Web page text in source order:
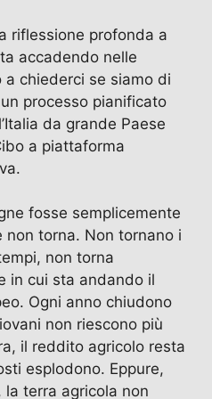
riflessione profonda a
accadendo nelle
chiederci se siamo di
processo pianificato
da grande Paese
a piattaforma
fosse semplicemente
non torna. Non tornano i
non torna
in cui sta andando il
Ogni anno chiudono
non riescono più
il reddito agricolo resta
esplodono. Eppure,
terra agricola non